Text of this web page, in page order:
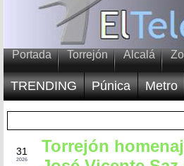
Portada Torrejón Alcalá
TRENDING Púnica Metro
31
2026
Torrejón